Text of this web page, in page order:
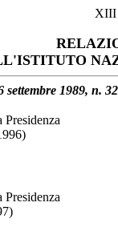
XIII
1989, n.
Presidenza
Presidenza